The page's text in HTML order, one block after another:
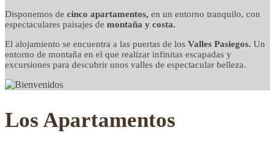
CONFORTABLE
Disponemos de cinco apartamentos, en un entorno tranquilo, con
espectaculares paisajes de montaña y costa.
El alojamiento se encuentra a las puertas de los Valles Pasiegos. Un
entorno de montaña en el que realizar infinitas escapadas y
excursiones para descubrir unos valles de espectacular belleza.
Los Apartamentos